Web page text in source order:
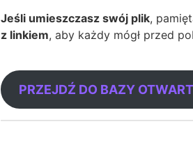
Jeśli umieszczasz swój plik,
z linkiem, aby każdy mógł przed
PRZEJDŹ DO BAZY